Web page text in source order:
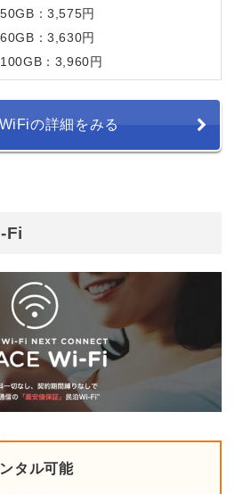
50GB：3,575円
60GB：3,630円
100GB：3,960円
の詳細をみる
Fi
タル可能